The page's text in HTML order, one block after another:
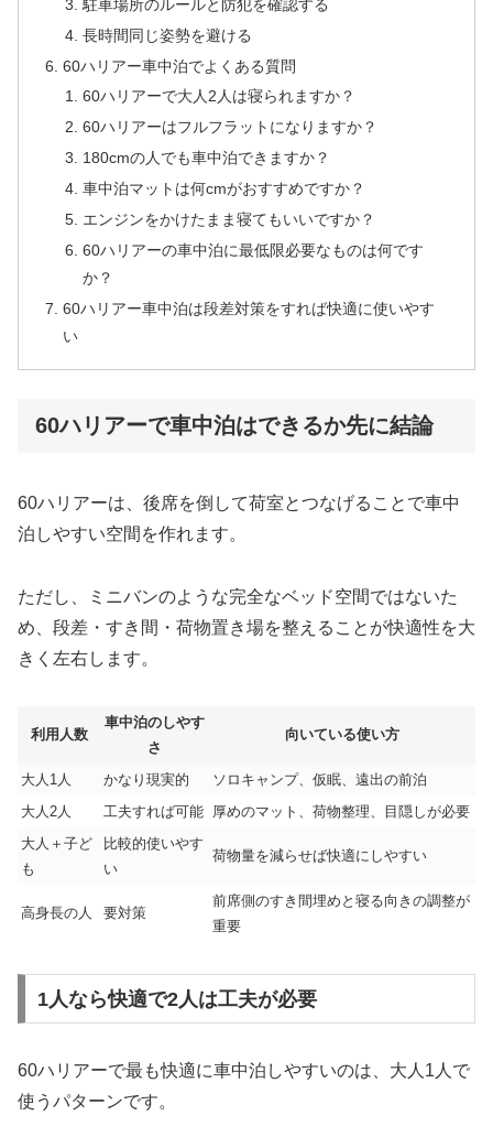
駐車場所のルールと防犯を確認する
長時間同じ姿勢を避ける
60ハリアー車中泊でよくある質問
60ハリアーで大人2人は寝られますか？
60ハリアーはフルフラットになりますか？
180cmの人でも車中泊できますか？
車中泊マットは何cmがおすすめですか？
エンジンをかけたまま寝てもいいですか？
60ハリアーの車中泊に最低限必要なものは何です
か？
60ハリアー車中泊は段差対策をすれば快適に使いやす
い
60ハリアーで車中泊はできるか先に結論
60ハリアーは、後席を倒して荷室とつなげることで車中
泊しやすい空間を作れます。
ただし、ミニバンのような完全なベッド空間ではないた
め、段差・すき間・荷物置き場を整えることが快適性を大
きく左右します。
利用人数
車中泊のしやす
さ
向いている使い方
大人1人 かなり現実的
ソロキャンプ、仮眠、遠出の前泊
大人2人
工夫すれば可能 厚めのマット、荷物整理、目隠しが必要
大人＋子ど
も
比較的使いやす
い
荷物量を減らせば快適にしやすい
高身長の人 要対策
前席側のすき間埋めと寝る向きの調整が
重要
1人なら快適で2人は工夫が必要
60ハリアーで最も快適に車中泊しやすいのは、大人1人で
使うパターンです。